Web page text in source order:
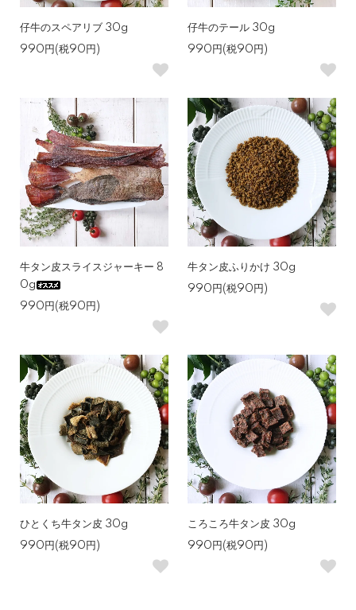
仔牛のスペアリブ 30g
990円(税90円)
仔牛のテール 30g
990円(税90円)
牛タン皮スライスジャーキー 8
0g
990円(税90円)
牛タン皮ふりかけ 30g
990円(税90円)
ひとくち牛タン皮 30g
990円(税90円)
ころころ牛タン皮 30g
990円(税90円)